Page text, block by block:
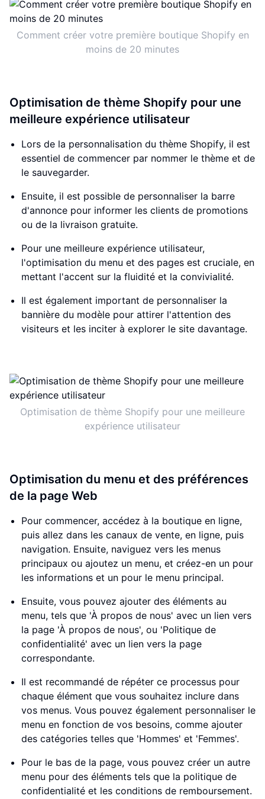
Comment créer votre première boutique Shopify en
moins de 20 minutes
Optimisation de thème Shopify pour une
meilleure expérience utilisateur
Lors de la personnalisation du thème Shopify, il est
essentiel de commencer par nommer le thème et de
le sauvegarder.
Ensuite, il est possible de personnaliser la barre
d'annonce pour informer les clients de promotions
ou de la livraison gratuite.
Pour une meilleure expérience utilisateur,
l'optimisation du menu et des pages est cruciale, en
mettant l'accent sur la fluidité et la convivialité.
Il est également important de personnaliser la
bannière du modèle pour attirer l'attention des
visiteurs et les inciter à explorer le site davantage.
Optimisation de thème Shopify pour une meilleure
expérience utilisateur
Optimisation du menu et des préférences
de la page Web
Pour commencer, accédez à la boutique en ligne,
puis allez dans les canaux de vente, en ligne, puis
navigation. Ensuite, naviguez vers les menus
principaux ou ajoutez un menu, et créez-en un pour
les informations et un pour le menu principal.
Ensuite, vous pouvez ajouter des éléments au
menu, tels que 'À propos de nous' avec un lien vers
la page 'À propos de nous', ou 'Politique de
confidentialité' avec un lien vers la page
correspondante.
Il est recommandé de répéter ce processus pour
chaque élément que vous souhaitez inclure dans
vos menus. Vous pouvez également personnaliser le
menu en fonction de vos besoins, comme ajouter
des catégories telles que 'Hommes' et 'Femmes'.
Pour le bas de la page, vous pouvez créer un autre
menu pour des éléments tels que la politique de
confidentialité et les conditions de remboursement.